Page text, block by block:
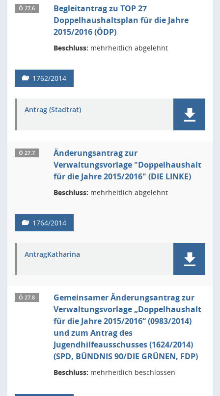
Ö 27.6
Begleitantrag zu TOP 27
Doppelhaushaltsplan für die Jahre
2015/2016 (ÖDP)
Beschluss: mehrheitlich abgelehnt
1762/2014
Antrag (Stadtrat)
Ö 27.7
Änderungsantrag zur
Verwaltungsvorlage "Doppelhaushalt
für die Jahre 2015/2016" (DIE LINKE)
Beschluss: mehrheitlich abgelehnt
1764/2014
AntragKatharina
Ö 27.8
Gemeinsamer Änderungsantrag zur
Verwaltungsvorlage „Doppelhaushalt
für die Jahre 2015/2016“ (0983/2014)
und zum Antrag des
Jugendhilfeausschusses (1624/2014)
(SPD, BÜNDNIS 90/DIE GRÜNEN, FDP)
Beschluss: mehrheitlich beschlossen